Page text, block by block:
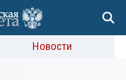
Новости